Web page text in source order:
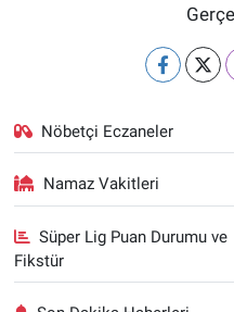
Nöbetçi Eczaneler
Namaz Vakitleri
Süper Lig Puan Durumu ve
Fikstür